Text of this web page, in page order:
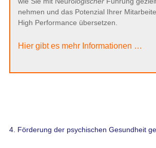
nehmen und das Potenzial Ihrer
High Performance übersetzen.
Hier gibt es mehr Informationen …
4. Förderung der psychischen Gesundheit